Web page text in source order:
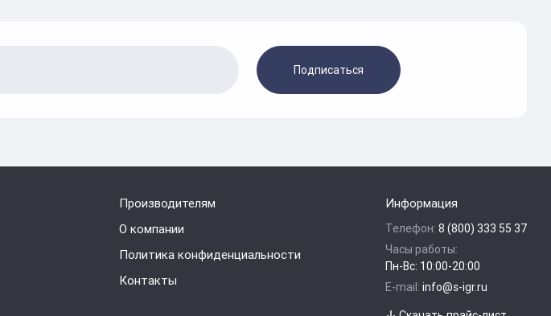
Подписаться
Производителям
О компании
Политика конфиденциальности
Контакты
Информация
Телефон: 8 (800) 333 55 37
Часы работы:
Пн-Вс: 10:00-20:00
E-mail: info@s-igr.ru